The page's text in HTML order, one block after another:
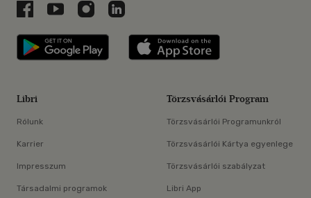
Libri a Facebookon
Libri a Youtube-on
Libri az Instagramon
Libri a LinkedInen
Libri applikáció Szerezd meg: Google
Libri
Rólunk
Karrier
Impresszum
Társadalmi programok
Törzsvásárlói Program
Törzsvásárlói Programunkról
Törzsvásárlói Kártya egyenlege
Törzsvásárlói szabályzat
Libri App